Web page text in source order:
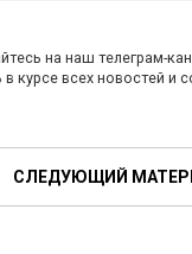
на наш телеграм-
курсе всех новостей и
СЛЕДУЮЩИЙ